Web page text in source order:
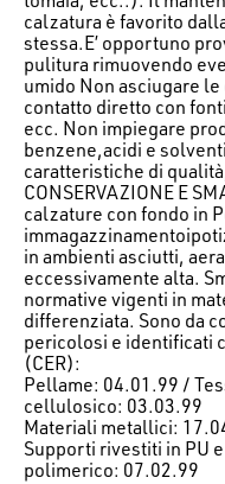
calzatura è favorito
stessa.E’ opportuno
pulitura rimuovendo
umido Non asciugare
contatto diretto con
ecc. Non impiegare
benzene,acidi e
caratteristiche di
CONSERVAZIONE E
calzature con fondo in
in ambienti asciutti,
eccessivamente alta.
normative vigenti in
differenziata. Sono da
pericolosi e identificati
(CER):
Pellame: 04.01.99 /
cellulosico: 03.03.99
Materiali metallici:
Supporti rivestiti in PU
polimerico: 07.02.99